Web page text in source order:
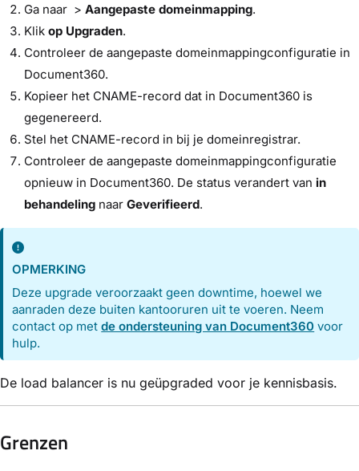
Ga naar > Aangepaste domeinmapping.
Klik op Upgraden.
Controleer de aangepaste domeinmappingconfiguratie in
Document360.
Kopieer het CNAME-record dat in Document360 is
gegenereerd.
Stel het CNAME-record in bij je domeinregistrar.
Controleer de aangepaste domeinmappingconfiguratie
opnieuw in Document360. De status verandert van in
behandeling naar Geverifieerd.
OPMERKING
Deze upgrade veroorzaakt geen downtime, hoewel we
aanraden deze buiten kantooruren uit te voeren. Neem
contact op metde ondersteuning van Document360 voor
hulp.
De load balancer is nu geüpgraded voor je kennisbasis.
Grenzen